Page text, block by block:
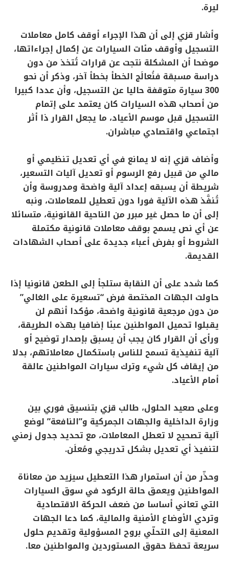
ليرة.
وأشار قزي إلى أن هذا الإجراء أوقف كامل معاملات
التسجيل وأوقف مئات السيارات عن إكمال إجراءاتها،
موضحا أن المشكلة نتجت عن قرارات تُتخذ من دون
دراسة مسبقة فنُعالَج الخطأ بخطأ آخر، وذكر أن نحو
300 سيارة متوقفة حاليا عن التسجيل، وأن عددا كبيرا
من أصحاب هذه السيارات كان يعتمد على إتمام
التسجيل قبل موسم الأعياد، ما يجعل القرار ذا أثر
اجتماعي واقتصادي مباشران.
وأضاف قزي إنه لا يمانع في أي تعديل تنظيمي أو
مالي من قبيل رفع الرسوم أو تعديل آليات التسعير،
شريطة أن يسبقه إعداد آلية واضحة ومدروسة وأن
تُنفَّذ هذه الآلية فورا دون تعطيل للمعاملات، ونبه
إلى أن ما حصل غير مبرر من الناحية القانونية، متسائلا
عن أي نص يسمح بوقف معاملات قانونية مكتملة
الشروط أو بفرض أعباء جديدة على أصحاب الشهادات
القديمة.
كما شدد على أن النقابة ستلجأ إلى الطعن قانونيا إذا
حاولت الجهات المختصة فرض “تسعيرة على الغالي”
من دون مرجعية قانونية واضحة، مؤكدا أنهم لن
يقبلوا تحميل المواطنين عبئا إضافيا بهذه الطريقة،
ورأى أن القرار كان يجب أن يسبق بإصدار توضيح أو
آلية تنفيذية تسمح للناس باستكمال معاملاتهم، بدلا
من إيقاف كل شيء وترك سيارات المواطنين عالقة
أمام الأعياد.
وعلى صعيد الحلول، طالب قزي بتنسيق فوري بين
وزارة الداخلية والجهات الجمركية و”النافعة” لوضع
آلية تصحيح لا تعطل المعاملات، مع تحديد جدول زمني
لتنفيذ أي تعديل بشكل تدريجي ومُعلَن.
وحذّر من أن استمرار هذا التعطيل سيزيد من معاناة
المواطنين ويعمق حالة الركود في سوق السيارات
التي تعاني أساسا من ضعف الحركة الاقتصادية
وتردي الأوضاع الأمنية والمالية، كما دعا الجهات
المعنية إلى التحلّي بروح المسؤولية وتقديم حلول
سريعة تحفظ حقوق المستوردين والمواطنين معا.